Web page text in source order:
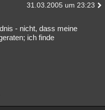
31.03.2005 um 23:23
- nicht, dass meine
ich finde